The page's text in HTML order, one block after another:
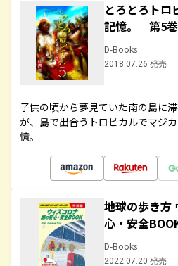
とろとろト
記憶。 第5巻
D-Books
2018.07.26 発売
子供の頃から夢見ていた南の島に
が、島で出合うトロピカルでマジ
憶。
地球の歩き方
心・安全
D-Books
2022.07.20 発売